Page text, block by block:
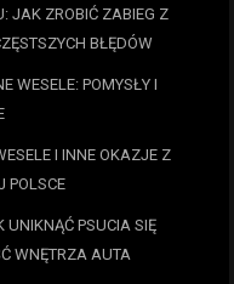
JAK ZROBIĆ ZABIEG Z
BŁĘDÓW
WESELE: POMYSŁY I
I INNE OKAZJE Z
POLSCE
UNIKNĄĆ PSUCIA SIĘ
WNĘTRZA AUTA